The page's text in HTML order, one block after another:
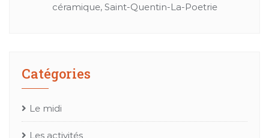
l’artisanat Occitan
Catégories
Le midi
Les activités